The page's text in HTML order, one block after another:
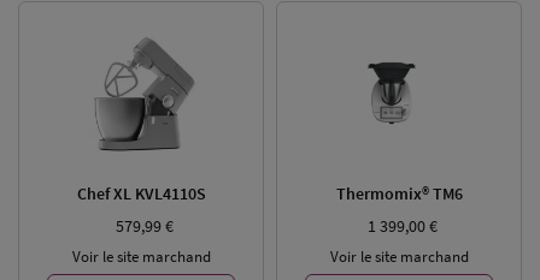
Chef XL KVL4110S
579,99 €
Voir le site marchand
Thermomix® TM6
1 399,00 €
Voir le site marchand